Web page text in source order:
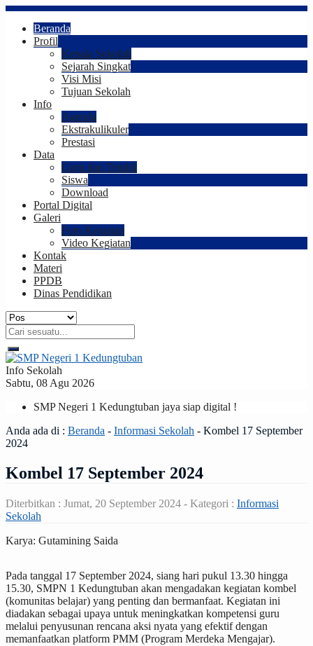
Beranda
Profil
Kepala Sekolah
Sejarah Singkat
Visi Misi
Tujuan Sekolah
Info
Agenda
Ekstrakulikuler
Prestasi
Data
Guru dan Tendik
Siswa
Download
Portal Digital
Galeri
Foto Kegiatan
Video Kegiatan
Kontak
Materi
PPDB
Dinas Pendidikan
Info Sekolah
Sabtu, 08 Agu 2026
SMP Negeri 1 Kedungtuban jaya siap digital !
Anda ada di : Beranda - Informasi Sekolah - Kombel 17 September
2024
Kombel 17 September 2024
Diterbitkan : Jumat, 20 September 2024 - Kategori : Informasi
Sekolah
Karya: Gutamining Saida
Pada tanggal 17 September 2024, siang hari pukul 13.30 hingga
15.30, SMPN 1 Kedungtuban akan mengadakan kegiatan kombel
(komunitas belajar) yang penting dan bermanfaat. Kegiatan ini
diadakan sebagai upaya untuk meningkatkan kompetensi guru
melalui penyusunan rencana aksi nyata yang efektif dengan
memanfaatkan platform PMM (Program Merdeka Mengajar).